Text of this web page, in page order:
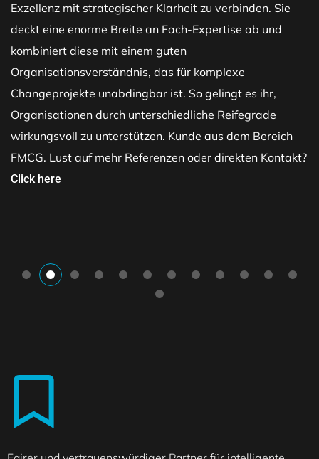
Exzellenz mit strategischer Klarheit zu verbinden. Sie
deckt eine enorme Breite an Fach-Expertise ab und
kombiniert diese mit einem guten
Organisationsverständnis, das für komplexe
Changeprojekte unabdingbar ist. So gelingt es ihr,
Organisationen durch unterschiedliche Reifegrade
wirkungsvoll zu unterstützen. Kunde aus dem Bereich
FMCG. Lust auf mehr Referenzen oder direkten Kontakt?
Click here